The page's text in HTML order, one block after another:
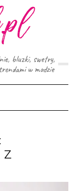
bluzki, swetry,
w modzie
Z